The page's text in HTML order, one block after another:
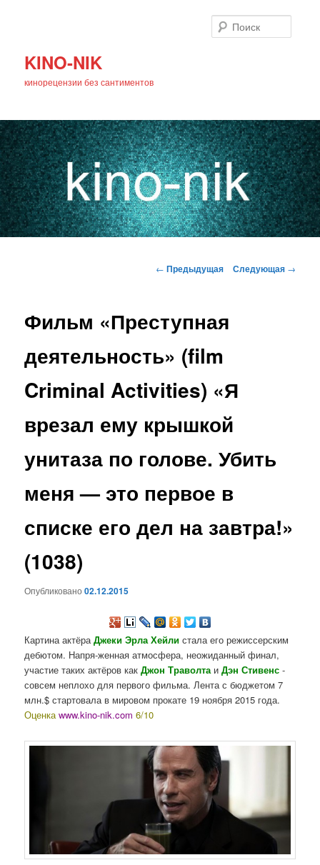
KINO-NIK
кинорецензии без сантиментов
основному
Навигация
← Предыдущая Следующая →
Фильм «Преступная
деятельность» (film
Criminal Activities) «Я
врезал ему крышкой
унитаза по голове. Убить
меня — это первое в
списке его дел на завтра!»
(1038)
Опубликовано02.12.2015
Картина актёраДжеки Эрла Хейли стала его режиссерским
дебютом. Напря-женная атмосфера, неожиданный финал,
участие таких актёров какДжон Траволта иДэн Стивенс-
совсем неплохо для первого фильма. Лента с бюджетом 7
млн.$ стартовала в мировом прокате 19 ноября 2015 года.
Оценкаwww.kino-nik.com6/10